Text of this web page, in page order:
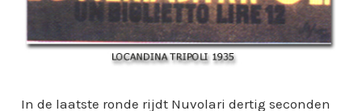
In de laatste ronde rijdt Nuvolari dertig seconden